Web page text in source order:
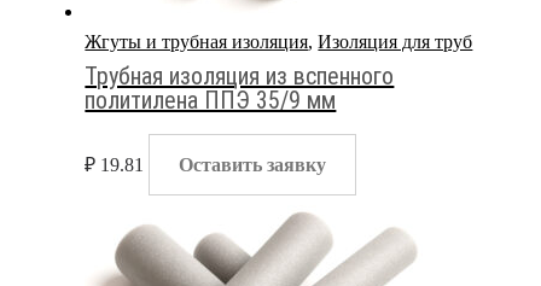
Жгуты и трубная изоляция,Изоляция для труб
Трубная изоляция из вспенного
политилена ППЭ 35/9 мм
₽ 19.81 Оставить заявку